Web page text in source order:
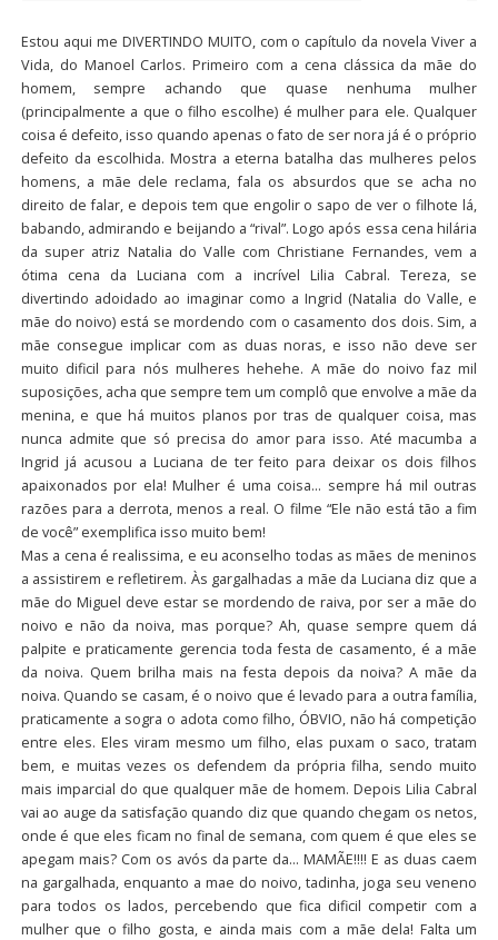
Estou aqui me DIVERTINDO MUITO, com o capítulo da novela Viver a
Vida, do Manoel Carlos. Primeiro com a cena clássica da mãe do
homem, sempre achando que quase nenhuma mulher
(principalmente a que o filho escolhe) é mulher para ele. Qualquer
coisa é defeito, isso quando apenas o fato de ser nora já é o próprio
defeito da escolhida. Mostra a eterna batalha das mulheres pelos
homens, a mãe dele reclama, fala os absurdos que se acha no
direito de falar, e depois tem que engolir o sapo de ver o filhote lá,
babando, admirando e beijando a “rival”. Logo após essa cena hilária
da super atriz Natalia do Valle com Christiane Fernandes, vem a
ótima cena da Luciana com a incrível Lilia Cabral. Tereza, se
divertindo adoidado ao imaginar como a Ingrid (Natalia do Valle, e
mãe do noivo) está se mordendo com o casamento dos dois. Sim, a
mãe consegue implicar com as duas noras, e isso não deve ser
muito dificil para nós mulheres hehehe. A mãe do noivo faz mil
suposições, acha que sempre tem um complô que envolve a mãe da
menina, e que há muitos planos por tras de qualquer coisa, mas
nunca admite que só precisa do amor para isso. Até macumba a
Ingrid já acusou a Luciana de ter feito para deixar os dois filhos
apaixonados por ela! Mulher é uma coisa… sempre há mil outras
razões para a derrota, menos a real. O filme “Ele não está tão a fim
de você” exemplifica isso muito bem!
Mas a cena é realissima, e eu aconselho todas as mães de meninos
a assistirem e refletirem. Às gargalhadas a mãe da Luciana diz que a
mãe do Miguel deve estar se mordendo de raiva, por ser a mãe do
noivo e não da noiva, mas porque? Ah, quase sempre quem dá
palpite e praticamente gerencia toda festa de casamento, é a mãe
da noiva. Quem brilha mais na festa depois da noiva? A mãe da
noiva. Quando se casam, é o noivo que é levado para a outra família,
praticamente a sogra o adota como filho, ÓBVIO, não há competição
entre eles. Eles viram mesmo um filho, elas puxam o saco, tratam
bem, e muitas vezes os defendem da própria filha, sendo muito
mais imparcial do que qualquer mãe de homem. Depois Lilia Cabral
vai ao auge da satisfação quando diz que quando chegam os netos,
onde é que eles ficam no final de semana, com quem é que eles se
apegam mais? Com os avós da parte da… MAMÃE!!!! E as duas caem
na gargalhada, enquanto a mae do noivo, tadinha, joga seu veneno
para todos os lados, percebendo que fica dificil competir com a
mulher que o filho gosta, e ainda mais com a mãe dela! Falta um